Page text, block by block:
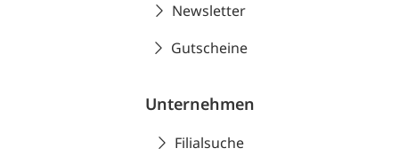
Newsletter
Gutscheine
Unternehmen
Filialsuche